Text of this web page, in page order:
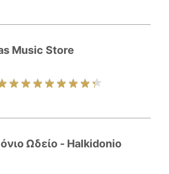
Music Store
Ωδείο - Halkidonio